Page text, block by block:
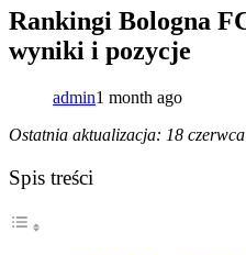
Rankingi Bologna
wyniki i pozycje
admin1 month ago
Ostatnia aktualizacja: 18
Spis treści